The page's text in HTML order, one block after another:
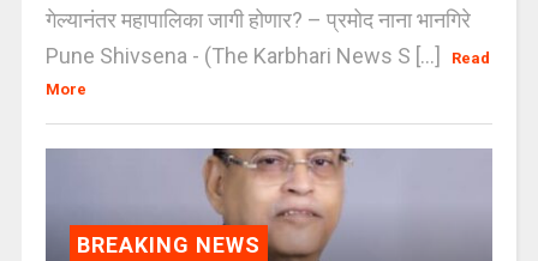
गेल्यानंतर महापालिका जागी होणार? – प्रमोद नाना भानगिरे
Pune Shivsena - (The Karbhari News S [...]
Read
More
BREAKING NEWS